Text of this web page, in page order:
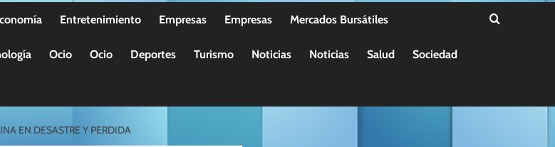
Entretenimiento Empresas Empresas Mercados Bursátiles
Ocio Ocio Deportes Turismo Noticias Noticias Salud Sociedad
EN DESASTRE Y PERDIDA